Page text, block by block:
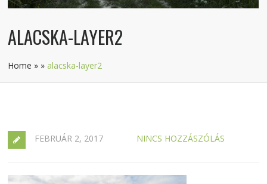
ALACSKA-LAYER2
Home » » alacska-layer2
FEBRUÁR 2, 2017 NINCS HOZZÁSZÓLÁS